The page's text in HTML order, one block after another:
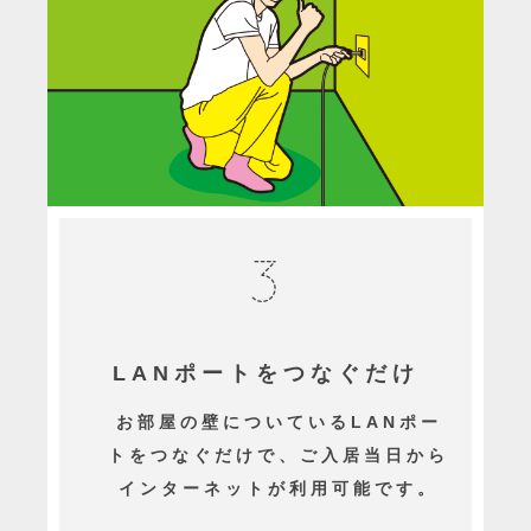
LANポートをつなぐだけ
お部屋の壁についているLANポー
トをつなぐだけで、ご入居当日から
インターネットが利用可能です。